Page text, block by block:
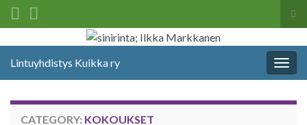
Search for:
Lintuyhdistys Kuikka ry
CATEGORY: KOKOUKSET